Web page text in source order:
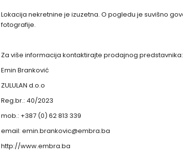
Lokacija nekretnine je izuzetna. O pogledu je suvišno
fotografije.
Za više informacija kontaktirajte prodajnog predstavnika:
Emin Branković
ZULULAN d.o.o
Reg.br.: 40/2023
mob.: +387 (0) 62 813 339
email: emin.brankovic@embra.ba
http://www.embra.ba